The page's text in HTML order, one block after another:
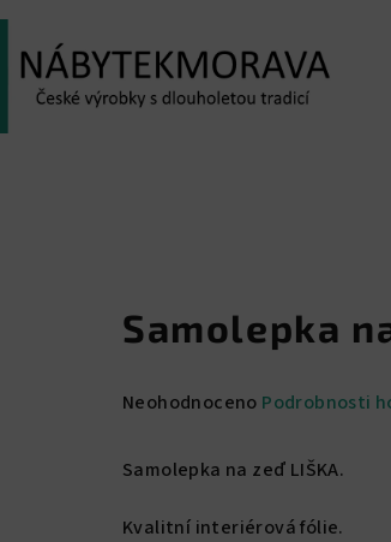
Samolepka
Průměrné
produktu
0,0
Neohodnoceno Podrobnosti
Samolepka na zeď LIŠKA.
Kvalitní interiérová fólie.